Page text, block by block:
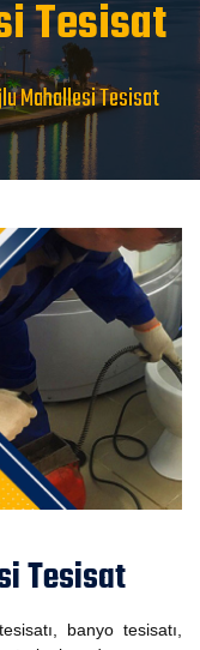
Tesisat
Mahallesi Tesisat
Tesisat
banyo tesisatı,